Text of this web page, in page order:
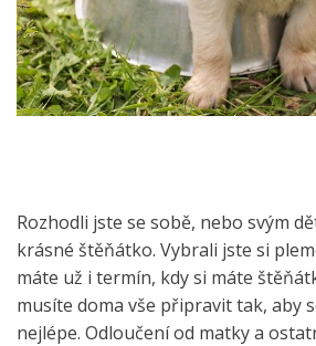
Rozhodli jste se sobě, nebo svým
krásné štěňátko. Vybrali jste si
máte už i termín, kdy si máte
musíte doma vše připravit tak, aby
nejlépe. Odloučení od matky a